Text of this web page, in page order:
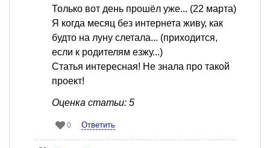
Только вот день прошёл уже... (22 марта)
Я когда месяц без интернета живу, как
будто на луну слетала... (приходится,
если к родителям езжу...)
Статья интересная! Не знала про такой
проект!
Оценка статьи: 5
0 Ответить